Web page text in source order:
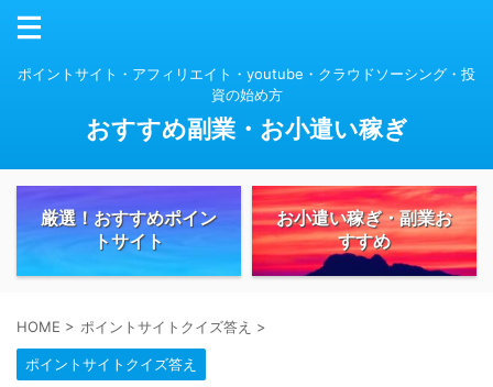
ポイントサイト・アフィリエイト・youtube・クラウドソーシング・投
資の始め方
おすすめ副業・お小遣い稼ぎ
厳選！おすすめポイン
トサイト
お小遣い稼ぎ・副業お
すすめ
HOME > ポイントサイトクイズ答え >
ポイントサイトクイズ答え